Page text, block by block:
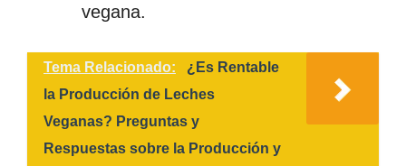
vegana.
Tema Relacionado:
¿Es Rentable
la Producción de Leches
Veganas? Preguntas y
Respuestas sobre la Producción y